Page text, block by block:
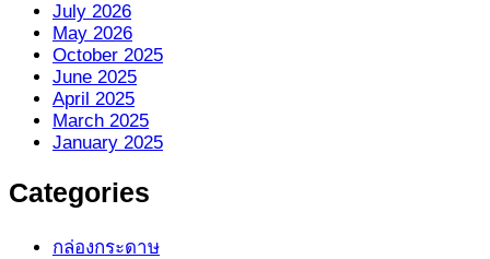
July 2026
May 2026
October 2025
June 2025
April 2025
March 2025
January 2025
Categories
กล่องกระดาษ